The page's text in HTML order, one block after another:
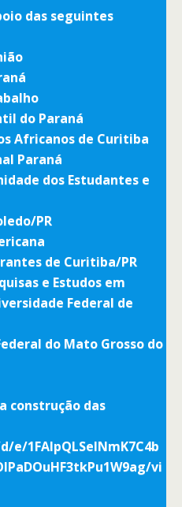
das seguintes
do Paraná
Africanos de Curitiba
Paraná
dos Estudantes e
PR
de Curitiba/PR
e Estudos em
Federal de
do Mato Grosso do
construção das
1FAIpQLSelNmK7C4b
vi